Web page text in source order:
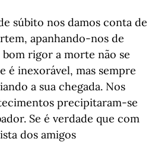
súbito nos damos conta de
apanhando-nos de
rigor a morte não se
é inexorável, mas sempre
a sua chegada. Nos
precipitaram-se
Se é verdade que com
dos amigos